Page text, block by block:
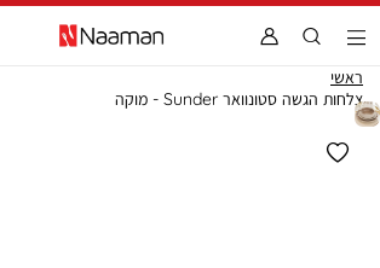
ראשי
צלחות הגשה סטונוואר Sunder - מוקה